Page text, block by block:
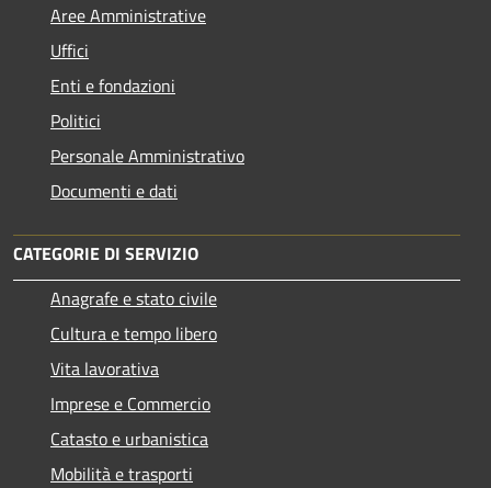
Aree Amministrative
Uffici
Enti e fondazioni
Politici
Personale Amministrativo
Documenti e dati
CATEGORIE DI SERVIZIO
Anagrafe e stato civile
Cultura e tempo libero
Vita lavorativa
Imprese e Commercio
Catasto e urbanistica
Mobilità e trasporti